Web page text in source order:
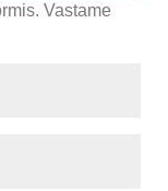
Vastame